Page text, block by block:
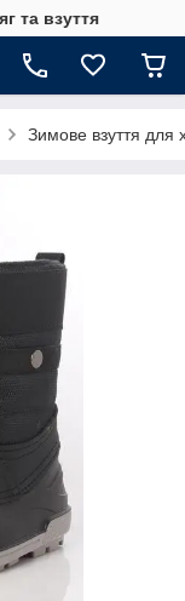
та взуття
Зимове взуття для